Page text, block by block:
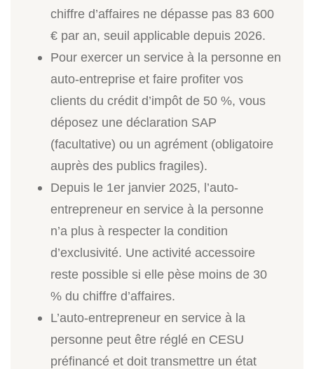
chiffre d’affaires ne dépasse pas 83 600
€ par an, seuil applicable depuis 2026.
Pour exercer un service à la personne en
auto-entreprise et faire profiter vos
clients du crédit d’impôt de 50 %, vous
déposez une déclaration SAP
(facultative) ou un agrément (obligatoire
auprès des publics fragiles).
Depuis le 1er janvier 2025, l’auto-
entrepreneur en service à la personne
n’a plus à respecter la condition
d’exclusivité. Une activité accessoire
reste possible si elle pèse moins de 30
% du chiffre d’affaires.
L’auto-entrepreneur en service à la
personne peut être réglé en CESU
préfinancé et doit transmettre un état